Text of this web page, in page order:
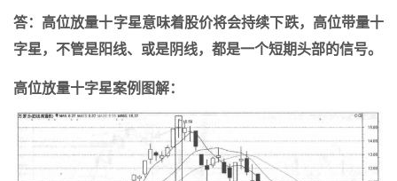
答：高位放量十字星意味着股价将会持续下跌，高位带量十
字星，不管是阳线、或是阴线，都是一个短期头部的信号。
高位放量十字星案例图解：